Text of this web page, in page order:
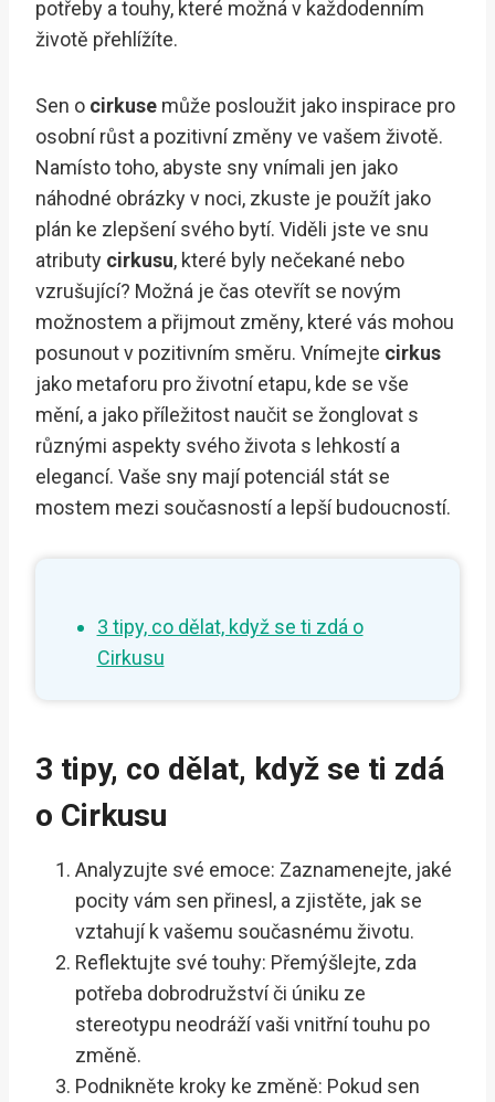
potřeby a touhy, které možná v každodenním
životě přehlížíte.
Sen o cirkuse může posloužit jako inspirace pro
osobní růst a pozitivní změny ve vašem životě.
Namísto toho, abyste sny vnímali jen jako
náhodné obrázky v noci, zkuste je použít jako
plán ke zlepšení svého bytí. Viděli jste ve snu
atributy cirkusu, které byly nečekané nebo
vzrušující? Možná je čas otevřít se novým
možnostem a přijmout změny, které vás mohou
posunout v pozitivním směru. Vnímejte cirkus
jako metaforu pro životní etapu, kde se vše
mění, a jako příležitost naučit se žonglovat s
různými aspekty svého života s lehkostí a
elegancí. Vaše sny mají potenciál stát se
mostem mezi současností a lepší budoucností.
3 tipy, co dělat, když se ti zdá o
Cirkusu
3 tipy, co dělat, když se ti zdá
o Cirkusu
Analyzujte své emoce: Zaznamenejte, jaké
pocity vám sen přinesl, a zjistěte, jak se
vztahují k vašemu současnému životu.
Reflektujte své touhy: Přemýšlejte, zda
potřeba dobrodružství či úniku ze
stereotypu neodráží vaši vnitřní touhu po
změně.
Podnikněte kroky ke změně: Pokud sen